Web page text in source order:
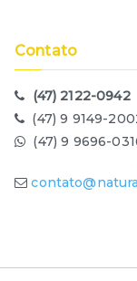
Contato
(47) 2122-0942
(47) 9 9149-
(47) 9 9696-